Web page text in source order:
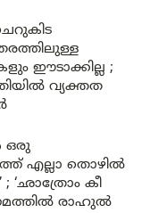
ഈടാക്കില്ല ;
വ്യക്തത
ഒരു
എല്ലാ തൊഴിൽ
കീ
രാഹുൽ